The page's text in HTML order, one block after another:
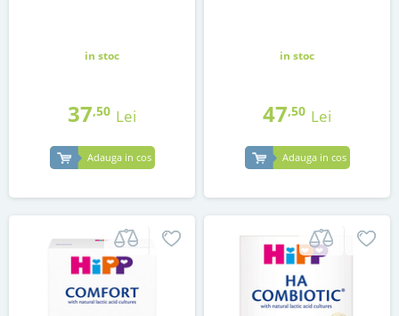
in stoc
37,50 Lei
Adauga in cos
in stoc
47,50 Lei
Adauga in cos